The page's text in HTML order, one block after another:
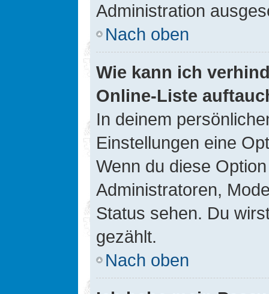
Administration
Nach oben
Wie kann ich
Online-Liste
In deinem
Einstellungen eine
Wenn du diese
Administratoren,
Status sehen. Du
gezählt.
Nach oben